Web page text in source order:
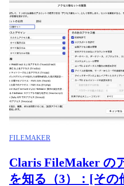
FILEMAKER
Claris FileMaker の
を知る（3）：[そ